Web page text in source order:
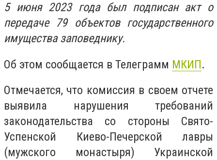
5 июня 2023 года был подписан акт о
передаче 79 объектов государственного
имущества заповеднику.
Об этом сообщается в Телеграмм МКИП.
Отмечается, что комиссия в своем отчете
выявила нарушения требований
законодательства со стороны Свято-
Успенской Киево-Печерской лавры
(мужского монастыря) Украинской